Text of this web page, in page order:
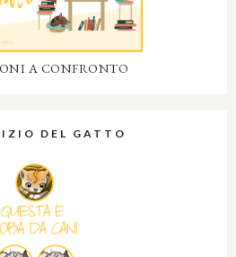
A CONFRONTO
DEL GATTO